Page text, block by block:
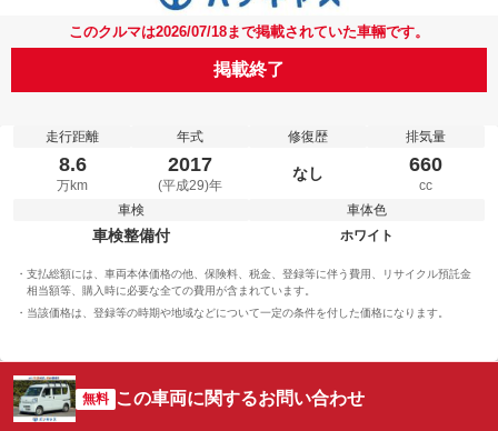
このクルマは2026/07/18まで掲載されていた車輛です。
掲載終了
走行距離
8.6
万km
年式
2017
(平成29)年
修復歴
なし
排気量
660
cc
車検
車検整備付
車体色
ホワイト
支払総額には、車両本体価格の他、保険料、税金、登録等に伴う費用、リサイクル預託金
相当額等、購入時に必要な全ての費用が含まれています。
当該価格は、登録等の時期や地域などについて一定の条件を付した価格になります。
無料 この車両に関するお問い合わせ